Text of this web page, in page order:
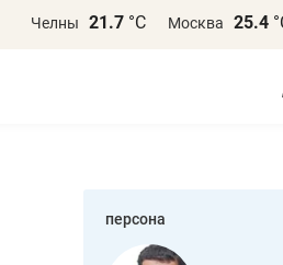
Челны 21.7 °С Москва 25.4
персона